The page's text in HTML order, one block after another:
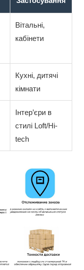
Вітальні,
кабінети
Кухні, дитячі
кімнати
Інтер’єри в
стилі Loft/Hi-
tech